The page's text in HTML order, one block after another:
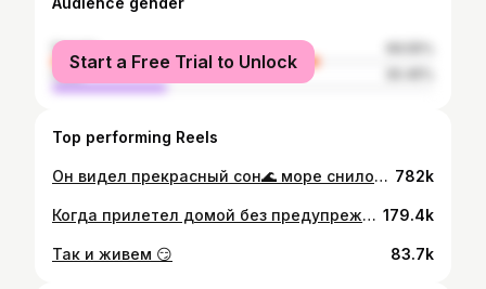
female
male
Start a Free Trial to Unlock
Top performing Reels
Он видел прекрасный сон🌊 море снилось человеку, а тут я…😂🤦🏻‍♀️ #брат#сестра#братсестра#родные#близкие#семья #сюрприз#дом#доммилыйдом #башкортостан#путешествия 782k
Когда прилетел домой без предупреждения🌚 #дом#доммилыйдом#башкортостан#башкирия #россия#путешествия#друзья#семья#сюрприз 179.4k
Так и живем 😏 83.7k